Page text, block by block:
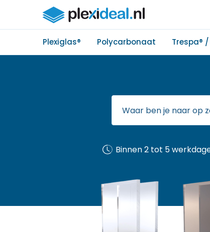
Plexiglas® Polycarbonaat Trespa® /
Binnen 2 tot 5